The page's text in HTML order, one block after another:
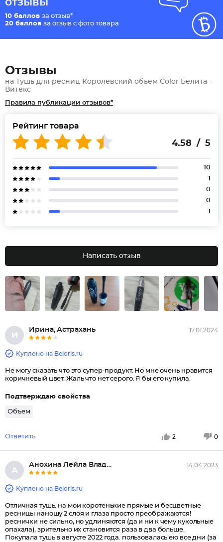
10 баллов за отзыв*
20 баллов за отзыв с фото товара
Отзывы
на Тушь для ресниц Королевский объем Color Белита -
Витекс
Правила публикации отзывов*
Рейтинг товара
4.58 / 5
10
1
0
0
1
Написать отзыв
И
Ирина, Астрахань 17.01.2024
Куплено на Beloris.ru
Не могу сказать что это супер-продукт. Но мне очень нравится
коричневый цвет. Жаль что нет серого. Я бы его купила.
Подтверждаю свойства
Объем
Ответить 2 0
А
Анохина Лейла Владимировна, Мо... 14.04.2023
Куплено на Beloris.ru
Отличная тушь. на мои коротенькие прямые и бесцветные
ресницы наношу 2 слоя и глаза просто преображаются!
реснички не сильно, но удлиняются (да и ни к чему кукольные
опахала), зрительно их становится раза в два больше.
Покупала тушь в августе 2022 года. пользовалась ею все дни (за